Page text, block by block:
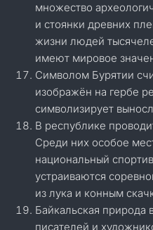
множество
и стоянки древних
жизни людей
имеют мировое
Символом Бурятии
изображён на гербе
символизирует
В республике
Среди них особое
национальный
устраиваются
из лука и конным
Байкальская природа
писателей и